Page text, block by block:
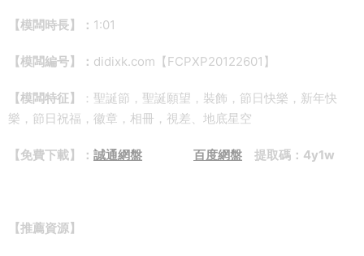
【模闆時長】： 1:01
【模闆編号】： didixk.com【FCPXP20122601】
【模闆特征】
：聖誕節，聖誕願望，裝飾，節日快樂，新年快
樂，節日祝福，徽章，相冊，視差、地底星空
【免費下載】： 誠通網盤 百度網盤 提取碼：4y1w
【推薦資源】